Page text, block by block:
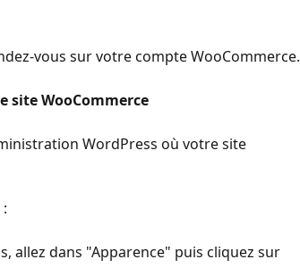
vous sur votre compte WooCommerce.
site WooCommerce
WordPress où votre site
allez dans "Apparence" puis cliquez sur